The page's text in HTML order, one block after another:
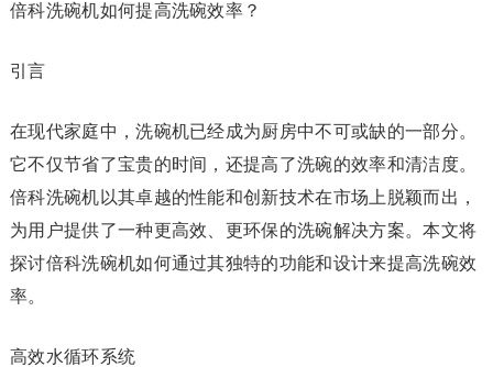
倍科洗碗机如何提高洗碗效率？
引言
在现代家庭中，洗碗机已经成为厨房中不可或缺的一部分。
它不仅节省了宝贵的时间，还提高了洗碗的效率和清洁度。
倍科洗碗机以其卓越的性能和创新技术在市场上脱颖而出，
为用户提供了一种更高效、更环保的洗碗解决方案。本文将
探讨倍科洗碗机如何通过其独特的功能和设计来提高洗碗效
率。
高效水循环系统